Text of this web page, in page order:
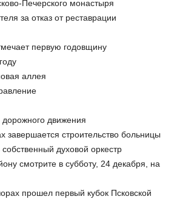
Печерского монастыря
за отказ от реставрации
первую годовщину
аллея
движения
строительство больницы
духовой оркестр
смотрите в субботу, 24 декабря, на
прошел первый кубок Псковской